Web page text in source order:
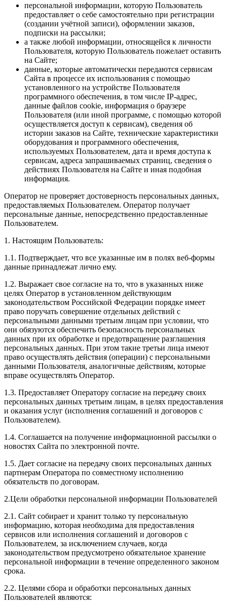
персональной информации, которую Пользователь
предоставляет о себе самостоятельно при регистрации
(создании учётной записи), оформлении заказов,
подписки на рассылки;
а также любой информации, относящейся к личности
Пользователя, которую Пользователь пожелает оставить
на Сайте;
данные, которые автоматически передаются сервисам
Сайта в процессе их использования с помощью
установленного на устройстве Пользователя
программного обеспечения, в том числе IP-адрес,
данные файлов cookie, информация о браузере
Пользователя (или иной программе, с помощью которой
осуществляется доступ к сервисам), сведения об
истории заказов на Сайте, технические характеристики
оборудования и программного обеспечения,
используемых Пользователем, дата и время доступа к
сервисам, адреса запрашиваемых страниц, сведения о
действиях Пользователя на Сайте и иная подобная
информация.
Оператор не проверяет достоверность персональных данных,
предоставляемых Пользователем. Оператор получает
персональные данные, непосредственно предоставленные
Пользователем.
1. Настоящим Пользователь:
1.1. Подтверждает, что все указанные им в полях веб-формы
данные принадлежат лично ему.
1.2. Выражает свое согласие на то, что в указанных ниже
целях Оператор в установленном действующим
законодательством Российской Федерации порядке имеет
право поручать совершение отдельных действий с
персональными данными третьим лицам при условии, что
они обязуются обеспечить безопасность персональных
данных при их обработке и предотвращение разглашения
персональных данных. При этом такие третьи лица имеют
право осуществлять действия (операции) с персональными
данными Пользователя, аналогичные действиям, которые
вправе осуществлять Оператор.
1.3. Предоставляет Оператору согласие на передачу своих
персональных данных третьим лицам, в целях предоставления
и оказания услуг (исполнения соглашений и договоров с
Пользователем).
1.4. Соглашается на получение информационной рассылки о
новостях Сайта по электронной почте.
1.5. Дает согласие на передачу своих персональных данных
партнерам Оператора по совместному исполнению
обязательств по договорам.
2.Цели обработки персональной информации Пользователей
2.1. Сайт собирает и хранит только ту персональную
информацию, которая необходима для предоставления
сервисов или исполнения соглашений и договоров с
Пользователем, за исключением случаев, когда
законодательством предусмотрено обязательное хранение
персональной информации в течение определенного законом
срока.
2.2. Целями сбора и обработки персональных данных
Пользователей являются: